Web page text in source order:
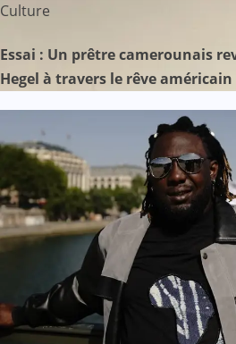
Culture
Essai : Un prêtre camerounais
Hegel à travers le rêve américain